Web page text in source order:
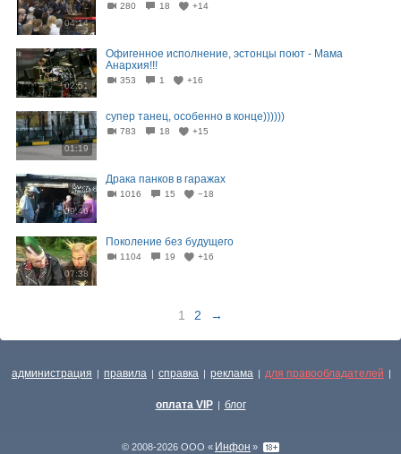
04:14
280 18 +14
02:51
Офигенное исполнение, эстонцы поют - Мама
Анархия!!!
353 1 +16
01:19
супер танец, особенно в конце))))))
783 18 +15
09:46
Драка панков в гаражах
1016 15 −18
07:38
Поколение без будущего
1104 19 +16
1 2 →
администрация | правила | справка | реклама | для правообладателей |
оплата VIP | блог
© 2008-2026 ООО « Инфон »